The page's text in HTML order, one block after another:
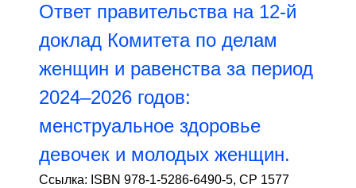
Ответ правительства на 12-й
доклад Комитета по делам
женщин и равенства за период
2024–2026 годов:
менструальное здоровье
девочек и молодых женщин.
Ссылка: ISBN 978-1-5286-6490-5, CP 1577